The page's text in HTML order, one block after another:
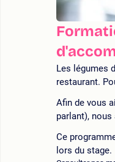
Les légumes
restaurant.
Afin de vous
parlant),
Ce
lors du stage.